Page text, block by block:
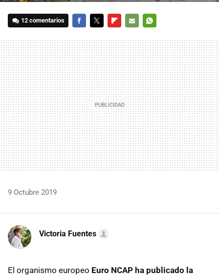
12 comentarios
MAIL
9 Octubre 2019
Victoria Fuentes
El organismo europeo Euro NCAP ha publicado la